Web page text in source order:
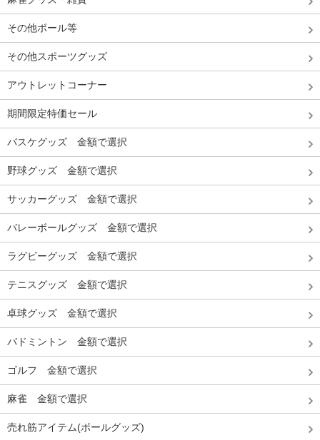
その他ボール等
その他スポーツグッズ
アウトレットコーナー
期間限定特価セール
バスケグッズ 金額で選択
野球グッズ 金額で選択
サッカーグッズ 金額で選択
バレーボールグッズ 金額で選択
ラグビーグッズ 金額で選択
テニスグッズ 金額で選択
卓球グッズ 金額で選択
バドミントン 金額で選択
ゴルフ 金額で選択
麻雀 金額で選択
売れ筋アイテム(ボールグッズ)